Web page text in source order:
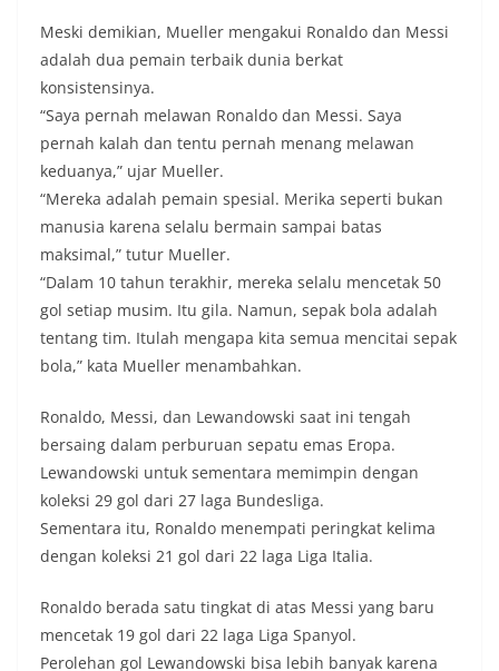
Meski demikian, Mueller mengakui Ronaldo dan Messi
adalah dua pemain terbaik dunia berkat
konsistensinya.
“Saya pernah melawan Ronaldo dan Messi. Saya
pernah kalah dan tentu pernah menang melawan
keduanya,” ujar Mueller.
“Mereka adalah pemain spesial. Merika seperti bukan
manusia karena selalu bermain sampai batas
maksimal,” tutur Mueller.
“Dalam 10 tahun terakhir, mereka selalu mencetak 50
gol setiap musim. Itu gila. Namun, sepak bola adalah
tentang tim. Itulah mengapa kita semua mencitai sepak
bola,” kata Mueller menambahkan.
Ronaldo, Messi, dan Lewandowski saat ini tengah
bersaing dalam perburuan sepatu emas Eropa.
Lewandowski untuk sementara memimpin dengan
koleksi 29 gol dari 27 laga Bundesliga.
Sementara itu, Ronaldo menempati peringkat kelima
dengan koleksi 21 gol dari 22 laga Liga Italia.
Ronaldo berada satu tingkat di atas Messi yang baru
mencetak 19 gol dari 22 laga Liga Spanyol.
Perolehan gol Lewandowski bisa lebih banyak karena